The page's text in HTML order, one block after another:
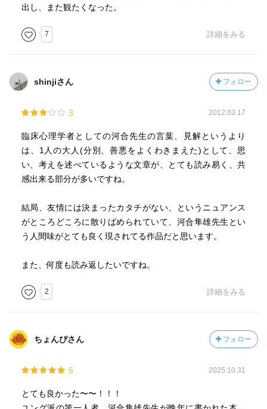
出し、また観たくなった。
7 詳細をみる
shinjiさん フォロー
3 2012.03.17
臨床心理学者としての河合先生の言葉、見解というより
は、1人の大人(分別、善悪をよくわきまえた)として、思
い、考えを述べているような文章が、とても読み易く、共
感出来る部分が多いですね。
結局、友情には決まったカタチがない、というニュアンス
がところどころに散りばめられていて、河合隼雄先生とい
う人間味がとても良く現されてる作品だと思います。
また、何度も読み返したいですね。
2 詳細をみる
ちょんぴさん フォロー
5 2025.10.31
とても良かった〜〜！！！